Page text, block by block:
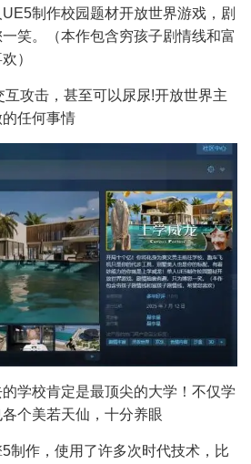
制作校园题材开放世界游戏，剧
笑。（本作包含穷孩子剧情线和富
）
互攻击，甚至可以尿尿!开放世界主
任何事情
学校肯定是最顶尖的大学！不仅学
个美若天仙，十分养眼
制作，使用了许多次时代技术，比